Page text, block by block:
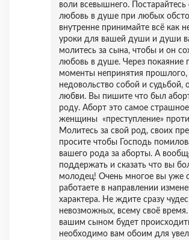
воли всевышнего. Постарайтесь
любовь в душе при любых
внутренне принимайте всё как
уроки для вашей души и души
молитесь за сына, чтобы и он
любовь в душе. Через покаяние
моменты непринятия прошлого,
недовольство собой и судьбой,
любви. Вы пишите что был
роду. Аборт это самое
женщины «преступление»
Молитесь за свой род, своих
просите чтобы Господь
вашего рода за аборты. А
поддержать и сказать что вы
молодец! Очень многое вы уже
работаете в направлении
характера. Не ждите сразу чудес
невозможных, всему своё
вашим сыном будет
необходимо вам обоим для